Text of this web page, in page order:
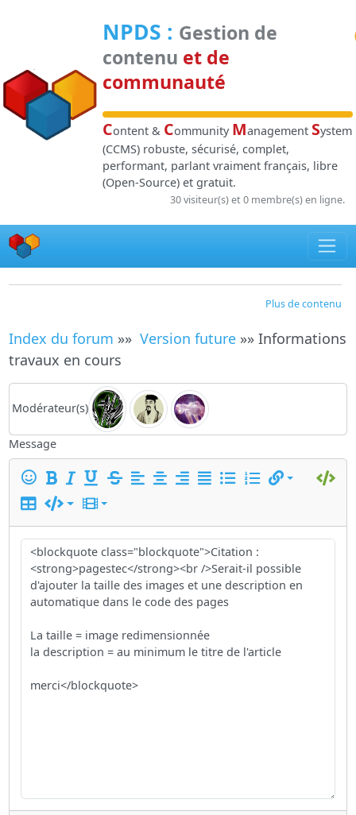
NPDS : Gestion de
contenu et de
communauté
Content & Community Management System
(CCMS) robuste, sécurisé, complet,
performant, parlant vraiment français, libre
(Open-Source) et gratuit.
30 visiteur(s) et 0 membre(s) en ligne.
Plus de contenu
Index du forum »» Version future»» Informations
travaux en cours
Modérateur(s)
Message